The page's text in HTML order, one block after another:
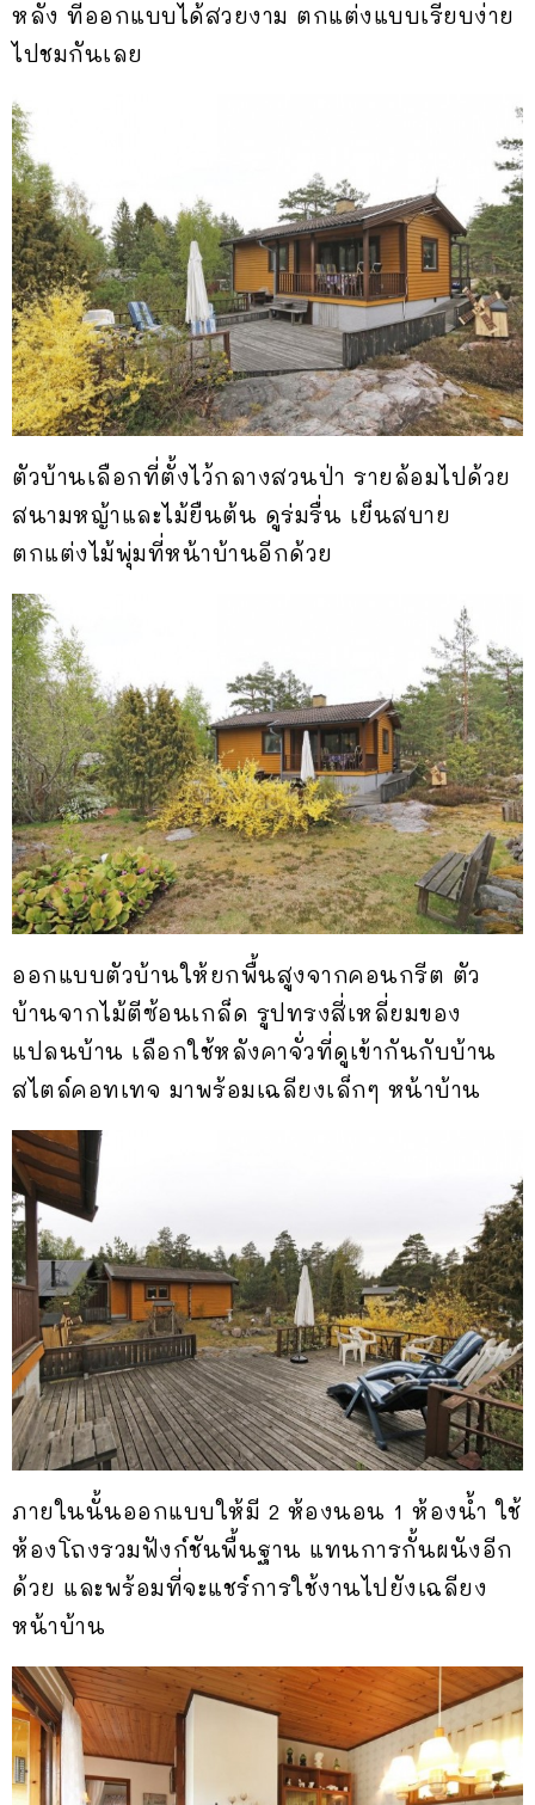
หลัง ที่ออกแบบได้สวยงาม ตกแต่งแบบเรียบง่าย
ไปชมกันเลย
ตัวบ้านเลือกที่ตั้งไว้กลางสวนป่า รายล้อมไปด้วย
สนามหญ้าและไม้ยืนต้น ดูร่มรื่น เย็นสบาย
ตกแต่งไม้พุ่มที่หน้าบ้านอีกด้วย
ออกแบบตัวบ้านให้ยกพื้นสูงจากคอนกรีต ตัว
บ้านจากไม้ตีซ้อนเกล็ด รูปทรงสี่เหลี่ยมของ
แปลนบ้าน เลือกใช้หลังคาจั่วที่ดูเข้ากันกับบ้าน
สไตล์คอทเทจ มาพร้อมเฉลียงเล็กๆ หน้าบ้าน
ภายในนั้นออกแบบให้มี 2 ห้องนอน 1 ห้องน้ำ ใช้
ห้องโถงรวมฟังก์ชันพื้นฐาน แทนการกั้นผนังอีก
ด้วย และพร้อมที่จะแชร์การใช้งานไปยังเฉลียง
หน้าบ้าน